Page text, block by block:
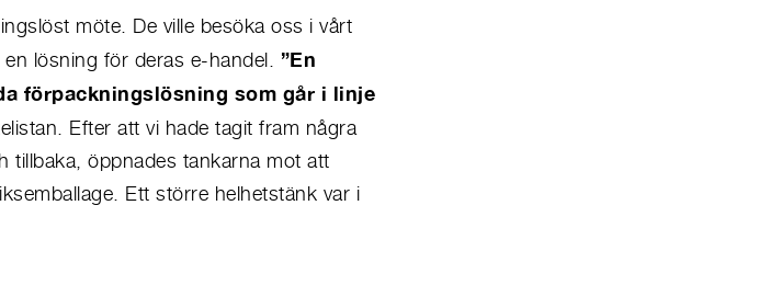
möte. De ville besöka oss i vårt
lösning för deras e-handel.
”En
förpackningslösning som går i linje
Efter att vi hade tagit fram några
tillbaka, öppnades tankarna mot att
Ett större helhetstänk var i